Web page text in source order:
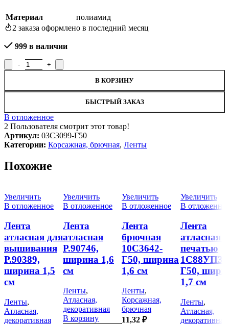
Материал
полиамид
2 заказа оформлено в последний месяц
999 в наличии
Количество товара Лента брючная 03С3099-Г50, ширина 2,4 см
В КОРЗИНУ
БЫСТРЫЙ ЗАКАЗ
В отложенное
2 Пользователя смотрит этот товар!
Артикул: 03С3099-Г50
Категории: Корсажная, брючная, Ленты
Похожие
Увеличить
В отложенное
Лента
атласная для
вышивания
Р.90389,
ширина 1,5
см
Ленты,
Атласная,
декоративная
Увеличить
В отложенное
Лента
атласная
Р.90746,
ширина 1,6
см
Ленты,
Атласная,
декоративная
В корзину
Увеличить
В отложенное
Лента
брючная
10С3642-
Г50, ширина
1,6 см
Ленты,
Корсажная,
брючная
11,32 ₽
Увеличить
В
Лента
атласная с
печатью
1С88УП3-
Г50,
1,7 см
Ленты,
Атласная,
декоративная